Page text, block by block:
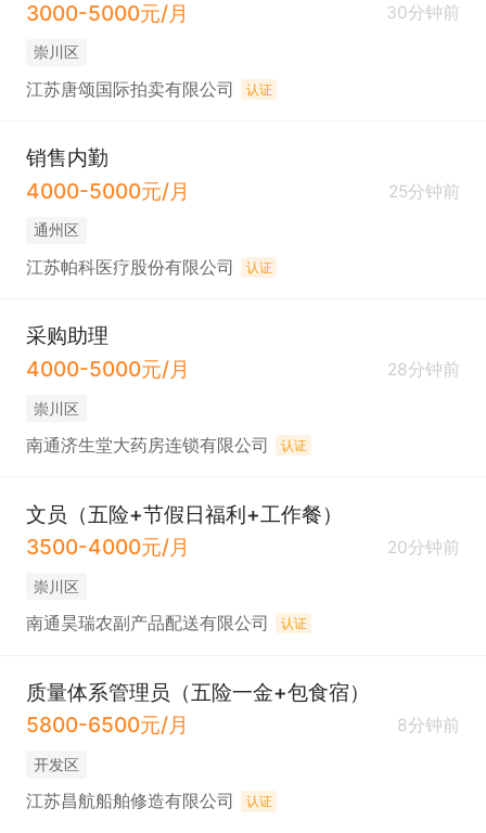
3000-5000元/月
30分钟前
崇川区
江苏唐颂国际拍卖有限公司 认证
销售内勤
4000-5000元/月
25分钟前
通州区
江苏帕科医疗股份有限公司 认证
采购助理
4000-5000元/月
28分钟前
崇川区
南通济生堂大药房连锁有限公司 认证
文员（五险+节假日福利+工作餐）
3500-4000元/月
20分钟前
崇川区
南通昊瑞农副产品配送有限公司 认证
质量体系管理员（五险一金+包食宿）
5800-6500元/月
8分钟前
开发区
江苏昌航船舶修造有限公司 认证